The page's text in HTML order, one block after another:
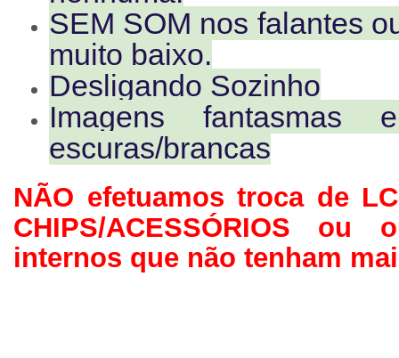
SEM SOM nos falantes
muito baixo.
Desligando Sozinho
Imagens fantasmas
escuras/brancas
NÃO efetuamos troca de
CHIPS/ACESSÓRIOS ou
internos que não tenham